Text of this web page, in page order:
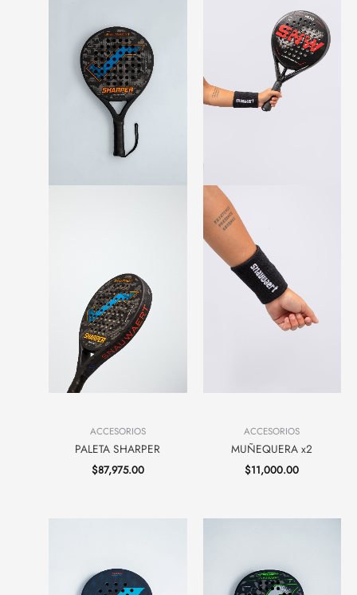
ACCESORIOS
PALETA SHARPER
$87,975.00
ACCESORIOS
MUÑEQUERA x2
$11,000.00